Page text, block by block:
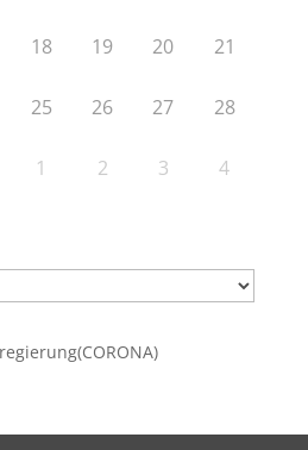
18 19 20 21
25 26 27 28
1 2 3 4